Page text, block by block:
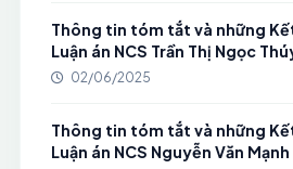
Thông tin tóm tắt và những
Luận án NCS Trần Thị Ngọc
02/06/2025
Thông tin tóm tắt và những
Luận án NCS Nguyễn Văn Mạnh